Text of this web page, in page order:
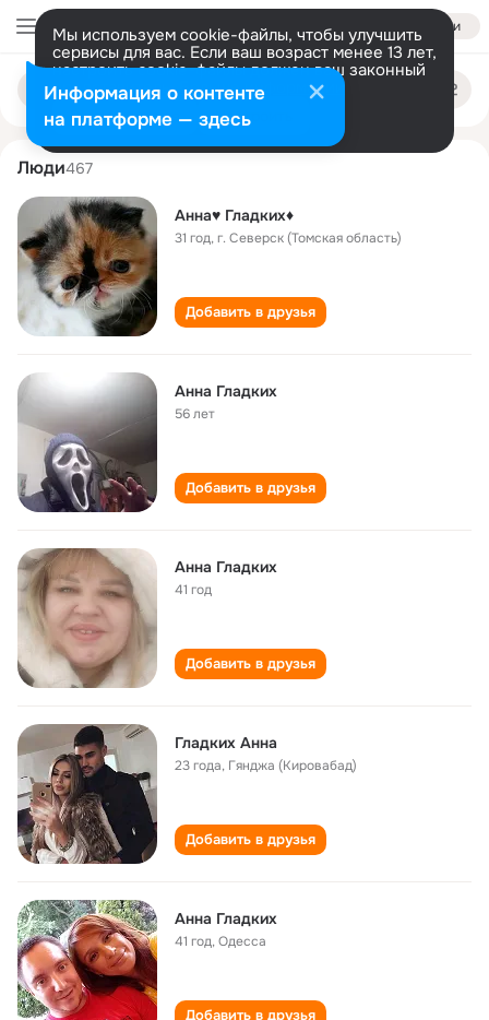
Войти
Мы используем cookie-файлы, чтобы улучшить
сервисы для вас. Если ваш возраст менее 13 лет,
настроить cookie-файлы должен ваш законный
представитель. Больше информации
Разрешить все Настроить
Поиск
людям
anna gladkikh
Люди467
Анна♥ Гладких♦
31 год,г. Северск (Томская область)
Добавить в друзья
Анна Гладких
56 лет
Добавить в друзья
Анна Гладких
41 год
Добавить в друзья
Гладких Анна
23 года, Гянджа (Кировабад)
Добавить в друзья
Анна Гладких
41 год,Одесса
Добавить в друзья
Информация о контенте
на платформе — здесь